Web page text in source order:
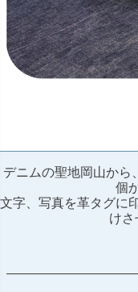
デニムの聖地岡山から
個
文字、写真を革タグに
けさ